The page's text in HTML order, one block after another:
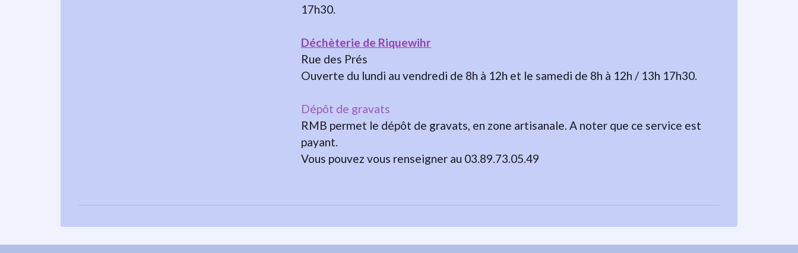
17h30.
Déchèterie de Riquewihr
Rue des Prés
Ouverte du lundi au vendredi de 8h à 12h et le samedi de 8h à 12h / 13h 17h30.
Dépôt de gravats
RMB permet le dépôt de gravats, en zone artisanale. A noter que ce service est
payant.
Vous pouvez vous renseigner au 03.89.73.05.49